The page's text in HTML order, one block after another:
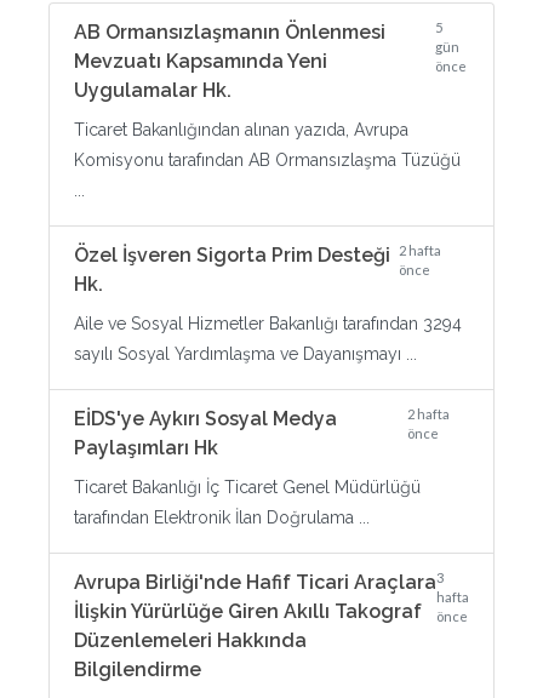
AB Ormansızlaşmanın Önlenmesi
Mevzuatı Kapsamında Yeni
Uygulamalar Hk.
5
gün
önce
Ticaret Bakanlığından alınan yazıda, Avrupa
Komisyonu tarafından AB Ormansızlaşma Tüzüğü
Özel İşveren Sigorta Prim Desteği
Hk.
2 hafta
önce
Aile ve Sosyal Hizmetler Bakanlığı tarafından 3294
sayılı Sosyal Yardımlaşma ve Dayanışmayı ...
EİDS'ye Aykırı Sosyal Medya
Paylaşımları Hk
2 hafta
önce
Ticaret Bakanlığı İç Ticaret Genel Müdürlüğü
tarafından Elektronik İlan Doğrulama ...
Avrupa Birliği'nde Hafif Ticari Araçlara
İlişkin Yürürlüğe Giren Akıllı Takograf
Düzenlemeleri Hakkında
Bilgilendirme
3
hafta
önce